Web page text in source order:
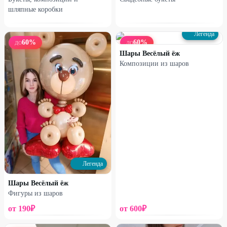
Набирает высоту
Коробочка с гипсофилой
1220 ₽1630 ₽
25%
шляпные коробки
ДО60%
Легенда
Шары Весёлый ёж
Фигуры из шаров
от 190₽
ДО60%
Легенда
Шары Весёлый ёж
Композиции из шаров
от 600₽